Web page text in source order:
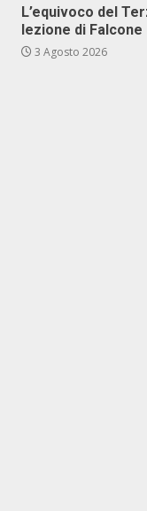
L’equivoco del
lezione di Falcone
3 Agosto 2026